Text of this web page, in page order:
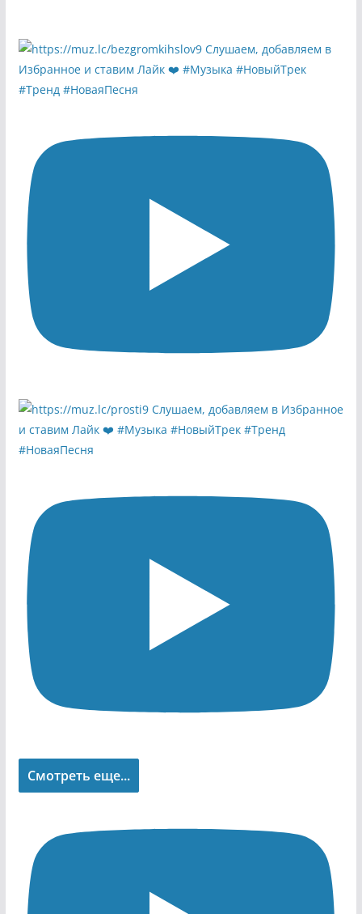
Смотреть еще...